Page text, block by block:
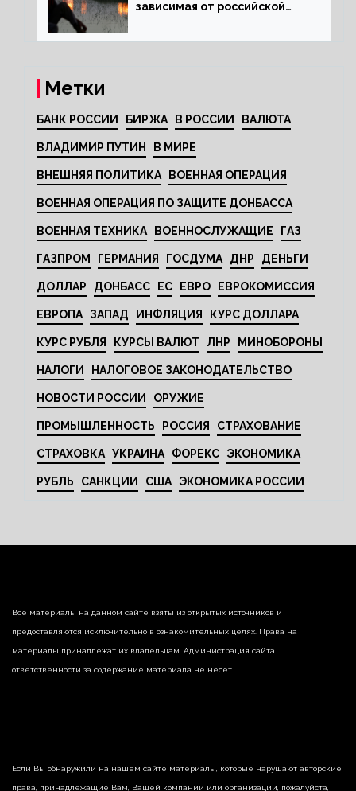
зависимая от российской
Метки
БАНК РОССИИ БИРЖА В РОССИИ ВАЛЮТА
ВЛАДИМИР ПУТИН В МИРЕ
ВНЕШНЯЯ ПОЛИТИКА ВОЕННАЯ ОПЕРАЦИЯ
ВОЕННАЯ ОПЕРАЦИЯ ПО ЗАЩИТЕ ДОНБАССА
ВОЕННАЯ ТЕХНИКА ВОЕННОСЛУЖАЩИЕ ГАЗ
ГАЗПРОМ ГЕРМАНИЯ ГОСДУМА ДНР ДЕНЬГИ
ДОЛЛАР ДОНБАСС ЕС ЕВРО ЕВРОКОМИССИЯ
ЕВРОПА ЗАПАД ИНФЛЯЦИЯ КУРС ДОЛЛАРА
КУРС РУБЛЯ КУРСЫ ВАЛЮТ ЛНР МИНОБОРОНЫ
НАЛОГИ НАЛОГОВОЕ ЗАКОНОДАТЕЛЬСТВО
НОВОСТИ РОССИИ ОРУЖИЕ
ПРОМЫШЛЕННОСТЬ РОССИЯ СТРАХОВАНИЕ
СТРАХОВКА УКРАИНА ФОРЕКС ЭКОНОМИКА
РУБЛЬ САНКЦИИ США ЭКОНОМИКА РОССИИ
Все материалы на данном сайте взяты из открытых источников и
предоставляются исключительно в ознакомительных целях. Права на
материалы принадлежат их владельцам. Администрация сайта
ответственности за содержание материала не несет.
Если Вы обнаружили на нашем сайте материалы, которые нарушают авторские
права, принадлежащие Вам, Вашей компании или организации, пожалуйста,